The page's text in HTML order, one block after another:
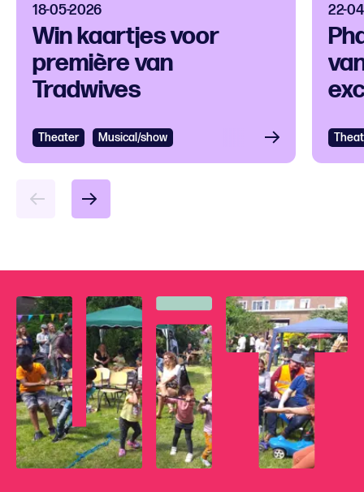
18-05-2026
Win kaartjes voor
première van
Tradwives
Theater Musical/show
22-
Bekijken